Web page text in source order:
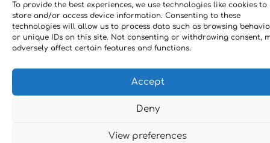
To provide the best experiences, we use technologies like cookies to
store and/or access device information. Consenting to these
technologies will allow us to process data such as browsing
or unique IDs on this site. Not consenting or withdrawing consent,
adversely affect certain features and functions.
Accept
Deny
View preferences